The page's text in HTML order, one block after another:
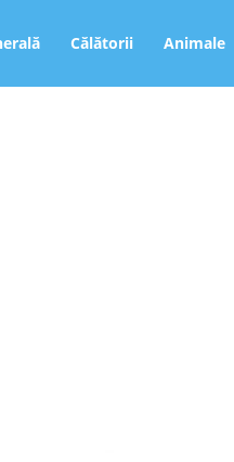
Călătorii Animale